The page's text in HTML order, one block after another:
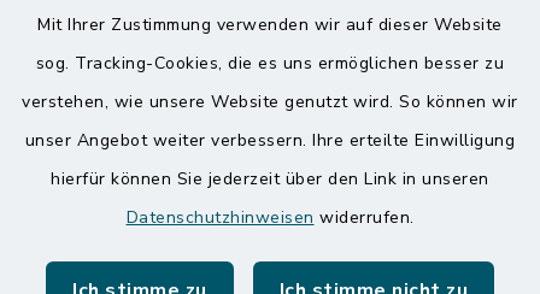
Mit Ihrer Zustimmung verwenden wir auf dieser Website
sog. Tracking-Cookies, die es uns ermöglichen besser zu
verstehen, wie unsere Website genutzt wird. So können wir
unser Angebot weiter verbessern. Ihre erteilte Einwilligung
hierfür können Sie jederzeit über den Link in unseren
Datenschutzhinweisen widerrufen.
Quicklinks
Amt Mitteldithmarschen
Speicherkoog Meldorfer Koog